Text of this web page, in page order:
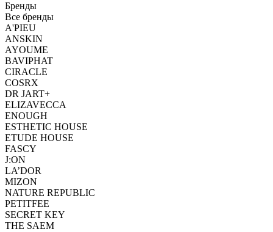
Бренды
Все бренды
A'PIEU
ANSKIN
AYOUME
BAVIPHAT
CIRACLE
COSRX
DR JART+
ELIZAVECCA
ENOUGH
ESTHETIC HOUSE
ETUDE HOUSE
FASCY
J:ON
LA’DOR
MIZON
NATURE REPUBLIC
PETITFEE
SEСRET KEY
THE SAEM